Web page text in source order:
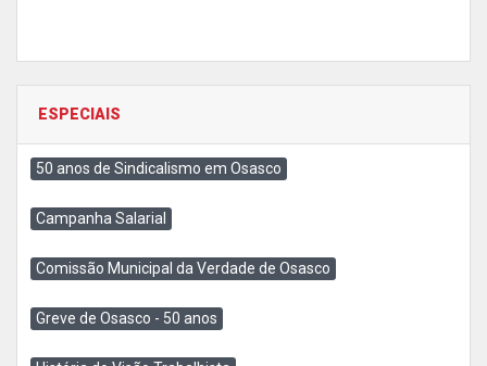
ESPECIAIS
50 anos de Sindicalismo em Osasco
Campanha Salarial
Comissão Municipal da Verdade de Osasco
Greve de Osasco - 50 anos